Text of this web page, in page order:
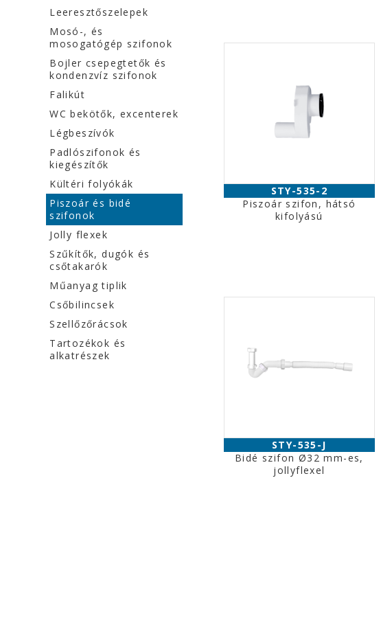
Leeresztőszelepek
Mosó-, és
mosogatógép szifonok
Bojler csepegtetők és
kondenzvíz szifonok
Falikút
WC bekötők, excenterek
Légbeszívók
Padlószifonok és
kiegészítők
Kültéri folyókák
Piszoár és bidé
szifonok
Jolly flexek
Szűkítők, dugók és
csőtakarók
Műanyag tiplik
Csőbilincsek
Szellőzőrácsok
Tartozékok és
alkatrészek
STY-535-2
Piszoár szifon, hátsó
kifolyású
STY-535-J
Bidé szifon Ø32 mm-es,
jollyflexel